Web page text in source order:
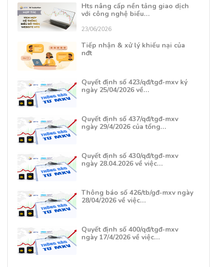
Hts nâng cấp nền tảng giao dịch
với công nghệ biểu…
23/06/2026
Tiếp nhận & xử lý khiếu nại của
nđt
Quyết định số 423/qđ/tgđ-mxv ký
ngày 25/04/2026 về…
Quyết định số 437/qđ/tgđ-mxv
ngày 29/4/2026 của tổng…
Quyết định số 430/qđ/tgđ-mxv
ngày 28.04.2026 về việc…
Thông báo số 426/tb/gđ-mxv ngày
28/04/2026 về việc…
Quyết định số 400/qđ/tgđ-mxv
ngày 17/4/2026 về việc…